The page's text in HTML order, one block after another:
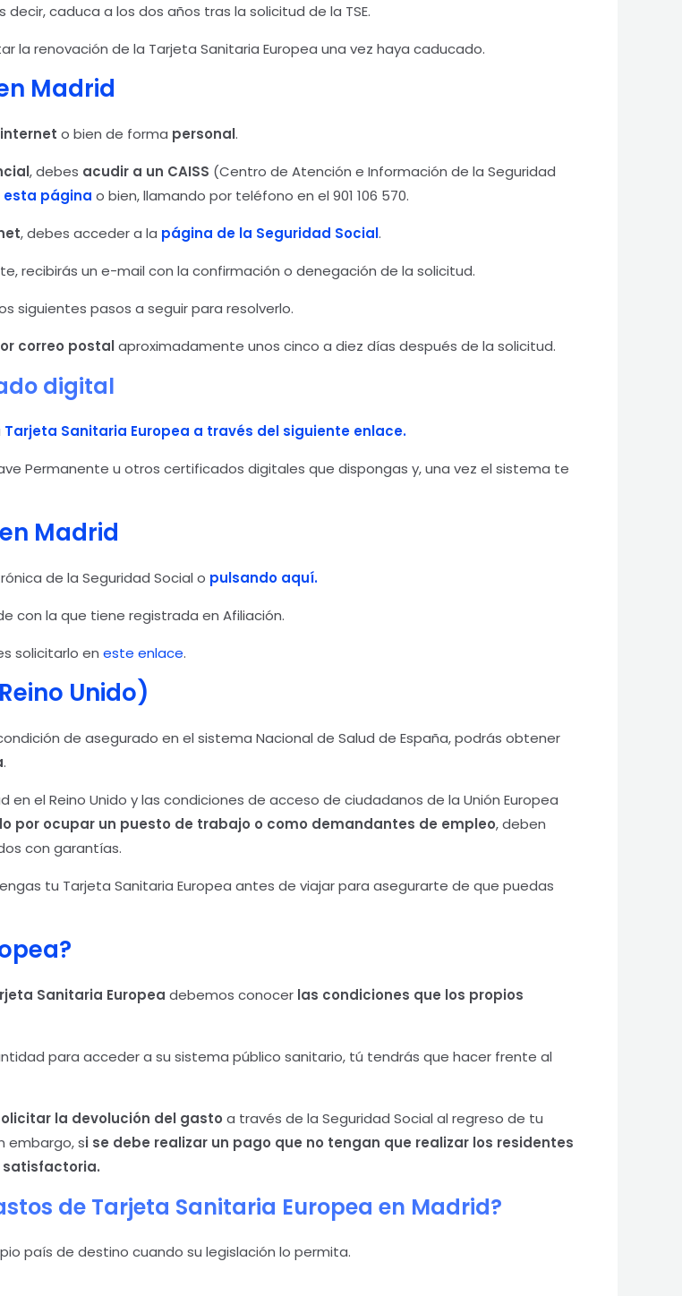
decir, caduca a los dos años tras la solicitud de la TSE.
la renovación de la Tarjeta Sanitaria Europea una vez haya caducado.
Madrid
internet o bien de forma personal.
, debes acudir a un CAISS (Centro de Atención e Información de la Seguridad
esta página o bien, llamando por teléfono en el 901 106 570.
, debes acceder a la página de la Seguridad Social.
recibirás un e-mail con la confirmación o denegación de la solicitud.
siguientes pasos a seguir para resolverlo.
correo postalaproximadamente unos cinco a diez días después de la solicitud.
digital
Tarjeta Sanitaria Europea a través del siguiente enlace.
Permanente u otros certificados digitales que dispongas y, una vez el sistema te
en Madrid
de la Seguridad Social o pulsando aquí.
con la que tiene registrada en Afiliación.
solicitarlo en este enlace.
Unido)
de asegurado en el sistema Nacional de Salud de España, podrás obtener
.
en el Reino Unido y las condiciones de acceso de ciudadanos de la Unión Europea
por ocupar un puesto de trabajo o como demandantes de empleo, deben
con garantías.
tu Tarjeta Sanitaria Europea antes de viajar para asegurarte de que puedas
Sanitaria Europea debemos conocer las condiciones que los propios
para acceder a su sistema público sanitario, tú tendrás que hacer frente al
la devolución del gasto a través de la Seguridad Social al regreso de tu
embargo, si se debe realizar un pago que no tengan que realizar los residentes
satisfactoria.
de Tarjeta Sanitaria Europea en Madrid?
país de destino cuando su legislación lo permita.